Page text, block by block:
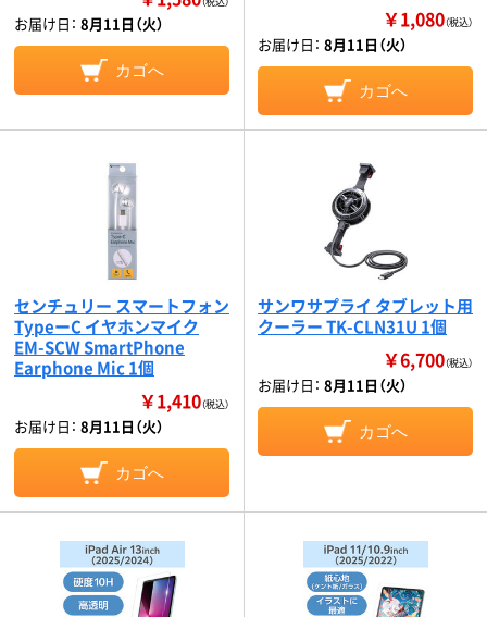
お届け日： 8月11日（火）
カゴへ
￥1,080（税込）
お届け日： 8月11日（火）
カゴへ
センチュリー スマートフォン
TypeーC イヤホンマイク
EM-SCW SmartPhone
Earphone Mic 1個
￥1,410（税込）
お届け日： 8月11日（火）
カゴへ
サンワサプライ タブレット用
クーラー TK-CLN31U 1個
￥6,700（税込）
お届け日： 8月11日（火）
カゴへ